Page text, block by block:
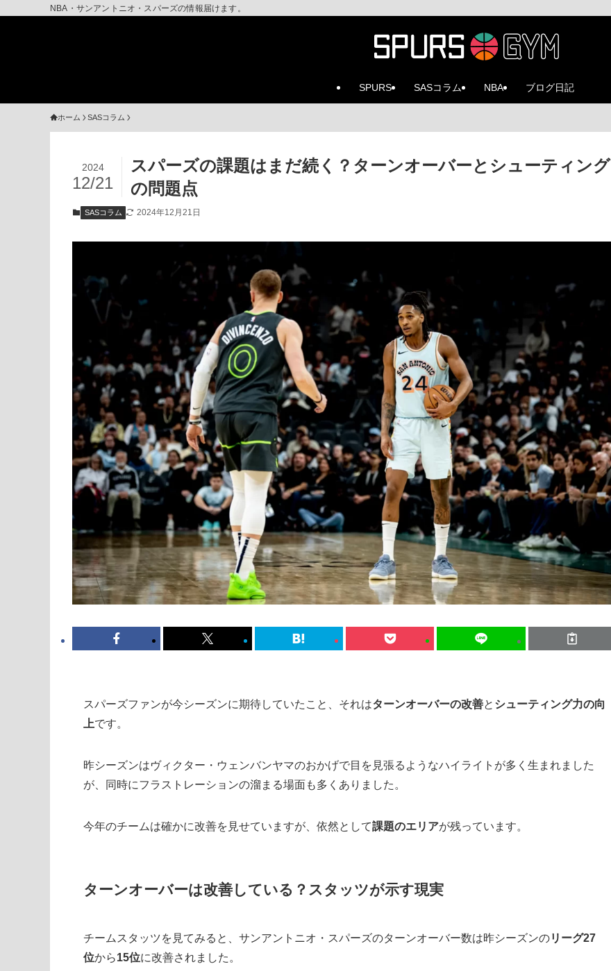
NBA・サンアントニオ・スパーズの情報届けます。
SPURS SASコラム NBA ブログ日記
ホーム SASコラム
スパーズの課題はまだ続く？ターンオーバーとシューティング
の問題点
2024
12/21
SASコラム 2024年12月21日
スパーズファンが今シーズンに期待していたこと、それはターンオーバーの改善と シューティング力の向
上です。
昨シーズンはヴィクター・ウェンバンヤマのおかげで目を見張るようなハイライトが多く生まれました
が、同時にフラストレーションの溜まる場面も多くありました。
今年のチームは確かに改善を見せていますが、依然として課題のエリアが残っています。
ターンオーバーは改善している？スタッツが示す現実
チームスタッツを見てみると、サンアントニオ・スパーズのターンオーバー数は昨シーズンのリーグ27
位から15位に改善されました。